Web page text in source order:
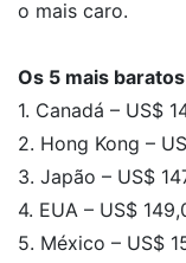
o mais caro.
Os 5 mais baratos
1. Canadá – US$
2. Hong Kong –
3. Japão – US$
4. EUA – US$
5. México – US$